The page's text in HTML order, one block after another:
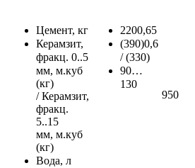
Цемент, кг
Керамзит,
фракц. 0..5
мм, м.куб
(кг)
/ Керамзит,
фракц.
5..15
мм, м.куб
(кг)
Вода, л
2200,65
(390)0,6
/ (330)
90…
130
950